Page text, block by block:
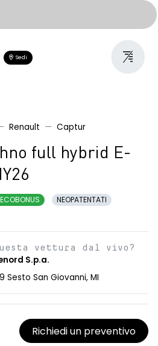
Sedi
Renault Captur
full hybrid E-
ECOBONUS
NEOPATENTATI
vettura dal vivo?
S.p.a.
Sesto San Giovanni, MI
Richiedi un preventivo